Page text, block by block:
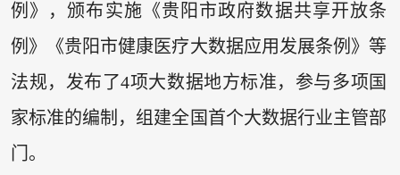
例》，颁布实施《贵阳市政府数据共享开放条
例》《贵阳市健康医疗大数据应用发展条例》等
法规，发布了4项大数据地方标准，参与多项国
家标准的编制，组建全国首个大数据行业主管部
门。